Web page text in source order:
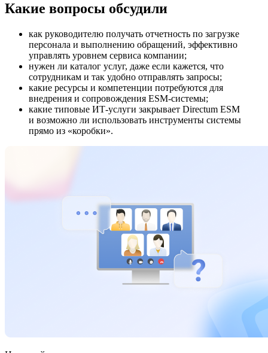
Какие вопросы обсудили
как руководителю получать отчетность по загрузке
персонала и выполнению обращений, эффективно
управлять уровнем сервиса компании;
нужен ли каталог услуг, даже если кажется, что
сотрудникам и так удобно отправлять запросы;
какие ресурсы и компетенции потребуются для
внедрения и сопровождения ESM-системы;
какие типовые ИТ-услуги закрывает Directum ESM
и возможно ли использовать инструменты системы
прямо из «коробки».